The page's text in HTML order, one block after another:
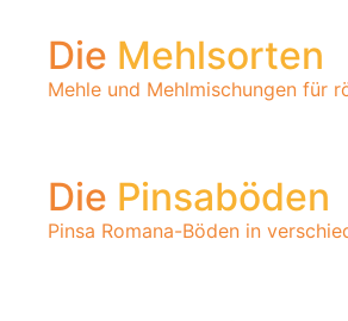
Die Mehlsorten
Mehle und Mehlmischungen für
Die Pinsaböden
Pinsa Romana-Böden in